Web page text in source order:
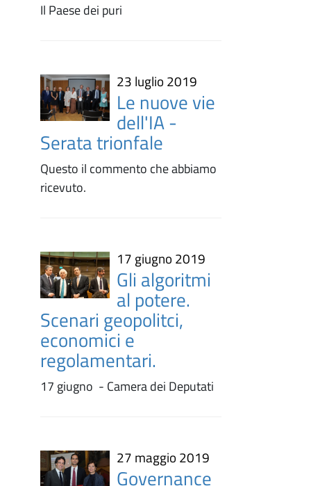
Il Paese dei puri
23 luglio 2019
Le nuove vie
dell'IA -
Serata trionfale
Questo il commento che abbiamo
ricevuto.
17 giugno 2019
Gli algoritmi
al potere.
Scenari geopolitci,
economici e
regolamentari.
17 giugno - Camera dei Deputati
27 maggio 2019
Governance